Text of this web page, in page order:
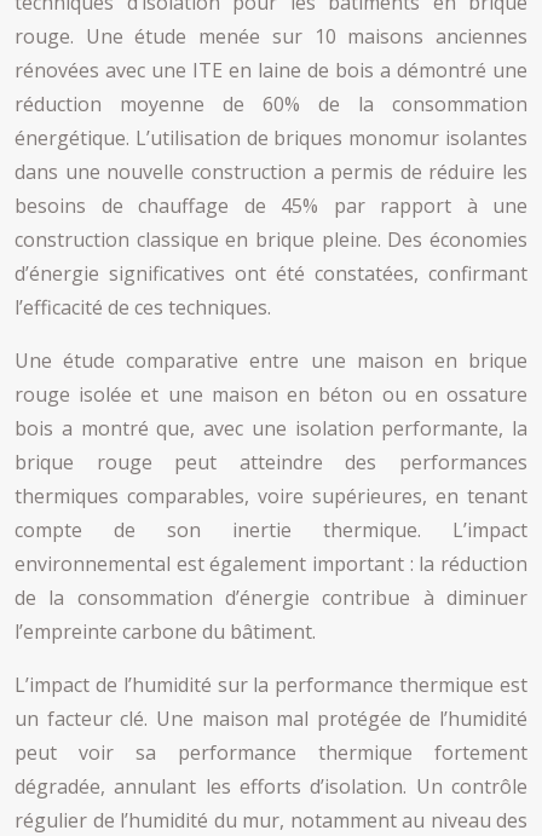
rouge. Une étude menée sur 10 maisons anciennes
rénovées avec une ITE en laine de bois a démontré une
réduction moyenne de 60% de la consommation
énergétique. L’utilisation de briques monomur isolantes
dans une nouvelle construction a permis de réduire les
besoins de chauffage de 45% par rapport à une
construction classique en brique pleine. Des économies
d’énergie significatives ont été constatées, confirmant
l’efficacité de ces techniques.
Une étude comparative entre une maison en brique
rouge isolée et une maison en béton ou en ossature
bois a montré que, avec une isolation performante, la
brique rouge peut atteindre des performances
thermiques comparables, voire supérieures, en tenant
compte de son inertie thermique. L’impact
environnemental est également important : la réduction
de la consommation d’énergie contribue à diminuer
l’empreinte carbone du bâtiment.
L’impact de l’humidité sur la performance thermique est
un facteur clé. Une maison mal protégée de l’humidité
peut voir sa performance thermique fortement
dégradée, annulant les efforts d’isolation. Un contrôle
régulier de l’humidité du mur, notamment au niveau des